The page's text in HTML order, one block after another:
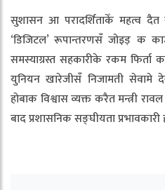
सुशासन आ परादर्शिताकेँ महत्व दैत
‘डिजिटल’ रूपान्तरणसँ जोइड़ क
समस्याग्रस्त सहकारीके रकम फिर्ता
युनियन खारेजीसँ निजामती सेवामे
होबाक विश्वास व्यक्त करैत मन्त्री
बाद प्रशासनिक सङ्घीयता